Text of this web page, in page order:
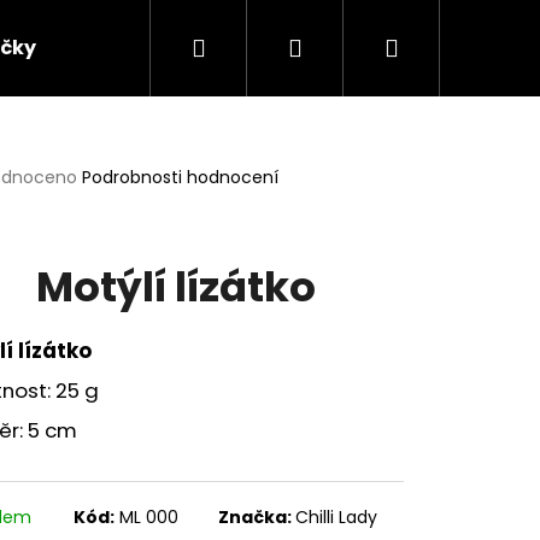
Chilli omáčky Chilli chutney
Hledat PřihlášeníNákupní
Podrobnosti hodnocení
Motýlí lízátko
lízátko
25 g
5 cm
Kód: ML 000 Značka:Chilli Lady